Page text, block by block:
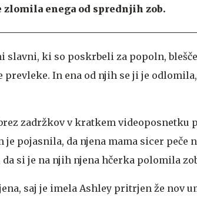
enega od sprednjih zob.
slavni, ki so poskrbeli za popoln,
prevleke. In ena od njih se ji je
zadržkov v kratkem videoposnetku
pojasnila, da njena mama sicer peče
si je na njih njena hčerka polomila
saj je imela Ashley pritrjen že nov